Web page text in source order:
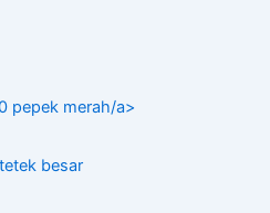
pepek merah/a>
besar